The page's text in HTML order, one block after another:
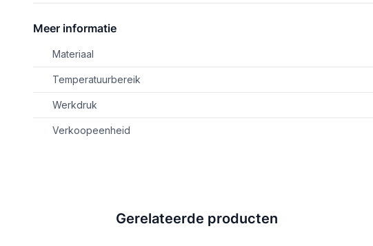
Meer informatie
Materiaal
Temperatuurbereik
Werkdruk
Verkoopeenheid
Gerelateerde producten